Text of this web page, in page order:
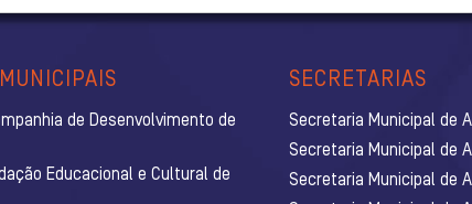
de Desenvolvimento de
Educacional e Cultural de
SECRETARIAS
Secretaria Municipal de
Secretaria Municipal de
Secretaria Municipal de